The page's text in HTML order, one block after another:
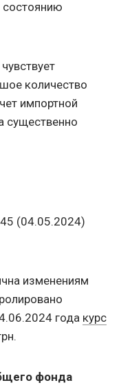
состоянию
количество
импортной
существенно
(04.05.2024)
изменениям
года курс
фонда